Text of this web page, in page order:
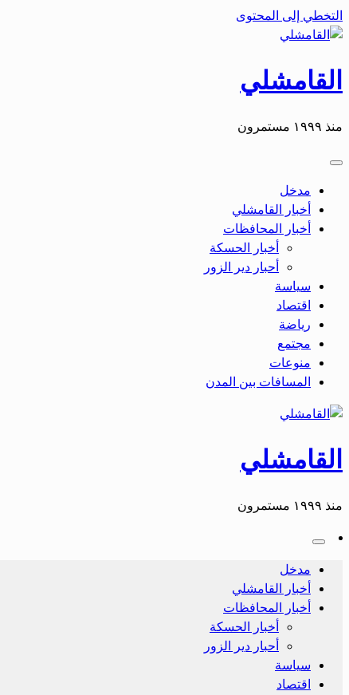
التخطي إلى المحتوى
القامشلي
منذ ١٩٩٩ مستمرون
مدخل
أخبار القامشلي
أخبار المحافظات
أخبار الحسكة
أحبار دير الزور
سياسة
اقتصاد
رياضة
مجتمع
منوعات
المسافات بين المدن
القامشلي
منذ ١٩٩٩ مستمرون
مدخل
أخبار القامشلي
أخبار المحافظات
أخبار الحسكة
أحبار دير الزور
سياسة
اقتصاد